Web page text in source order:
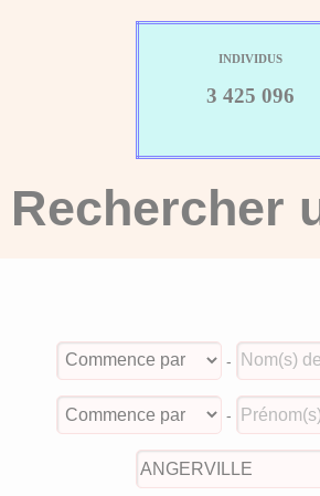
INDIVIDUS
3 425 096
Rechercher
-
-